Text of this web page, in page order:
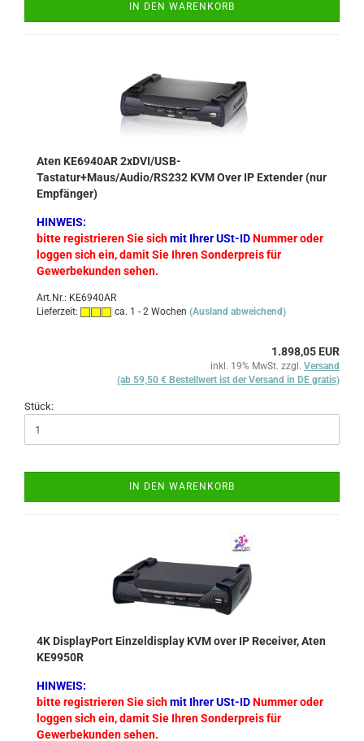
IN DEN WARENKORB
Aten KE6940AR 2xDVI/USB-
Tastatur+Maus/Audio/RS232 KVM Over IP Extender (nur
Empfänger)
HINWEIS:
bitte registrieren Sie sichmit Ihrer USt-IDNummer oder
loggen sich ein, damit Sie Ihren Sonderpreis für
Gewerbekunden sehen.
Art.Nr.: KE6940AR
Lieferzeit:
ca. 1 - 2 Wochen (Ausland abweichend)
1.898,05 EUR
inkl. 19% MwSt. zzgl. Versand
(ab 59,50 € Bestellwert ist der Versand in DE gratis)
Stück:
IN DEN WARENKORB
4K DisplayPort Einzeldisplay KVM over IP Receiver, Aten
KE9950R
HINWEIS:
bitte registrieren Sie sichmit Ihrer USt-IDNummer oder
loggen sich ein, damit Sie Ihren Sonderpreis für
Gewerbekunden sehen.